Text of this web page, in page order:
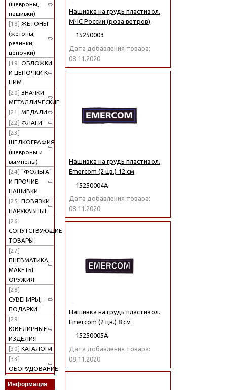
(шевроны,
нашивки)
[18] ЖЕТОНЫ
(жетоны,
резинки,
цепочки)
[19] ОБЛОЖКИ
И ЦЕПОЧКИ К
НИМ
[20] ЗНАЧКИ
МЕТАЛЛИЧЕСКИЕ
[21] МЕДАЛИ
[22] ФЛАГИ
[23]
ШЕЛКОГРАФИЯ
(шевроны и
вымпелы)
[24] "ФОЛЬГА"
И ПРОЧИЕ
НАШИВКИ
[25] ПОВЯЗКИ
НАРУКАВНЫЕ
[26]
СОПУТСТВУЮЩИЕ
ТОВАРЫ
[27]
ПНЕВМАТИКА,
МАКЕТЫ
ОРУЖИЯ
[28]
СУВЕНИРЫ,
ПОДАРКИ
[29]
ЮВЕЛИРНЫЕ
ИЗДЕЛИЯ
[30] КАТАЛОГИ
[33]
ОБОРУДОВАНИЕ
Информация
Нашивка на грудь пластизол.
МЧС России (роза ветров)
15250003
Дата добавления товара:
08.11.2020
Нашивка на грудь пластизол.
Emercom (2 цв.) 12 см
15250004А
Дата добавления товара:
08.11.2020
Нашивка на грудь пластизол.
Emercom (2 цв.) 8 см
15250005А
Дата добавления товара:
08.11.2020